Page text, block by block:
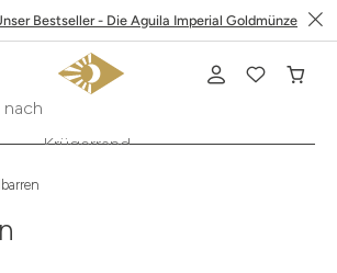
Bestseller - Die Aguila Imperial Goldmünze
nach